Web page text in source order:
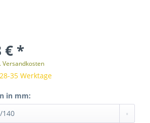
€ *
Versandkosten
35 Werktage
in mm: